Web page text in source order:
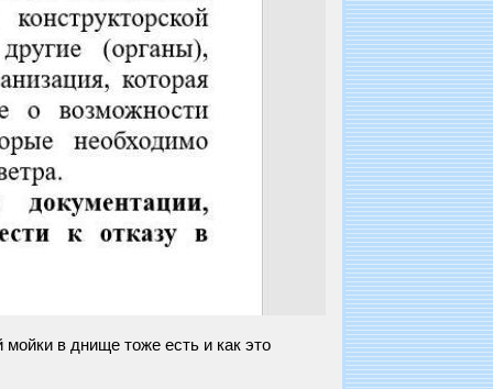
мойки в днище тоже есть и как это